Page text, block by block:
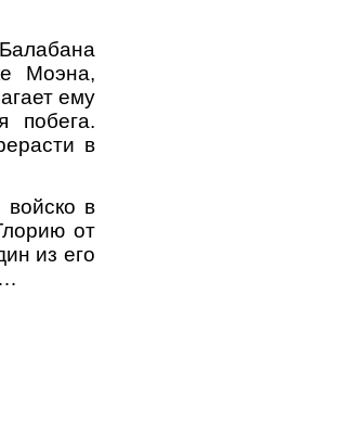
Моэна,
ему
побега.
в
войско в
от
из его